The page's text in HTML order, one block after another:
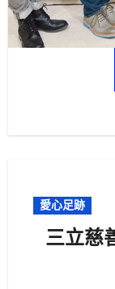
愛心足跡
三立慈